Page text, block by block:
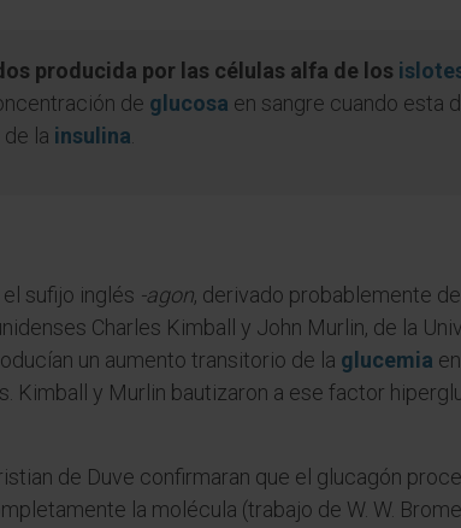
producida por las células alfa de los
de glucosa en sangre cuando esta
la insulina
sufijo inglés -agon, derivado probablemente de
Charles Kimball y John Murlin, de la
un aumento transitorio de la glucemia
Kimball y Murlin bautizaron a ese factor
de Duve confirmaran que el glucagón
la molécula (trabajo de W. W.